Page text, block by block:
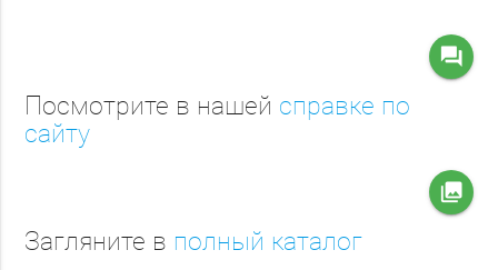
question_answer
Посмотрите в нашей справке по
сайту
collections
Загляните в полный каталог